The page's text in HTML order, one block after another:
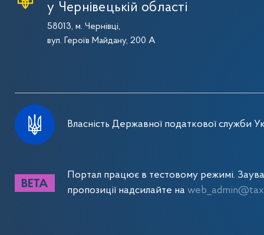
у Чернівецькій області
58013, м. Чернівці,
вул. Героїв Майдану, 200 А
Власність Державної податкової служби
Портал працює в тестовому режимі.
пропозиції надсилайте на